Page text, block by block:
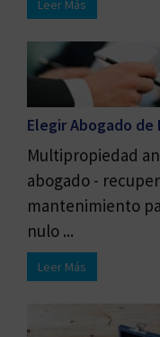
Leer Más
Elegir Abogado
Multipropiedad
abogado -
mantenimiento
nulo ...
Leer Más